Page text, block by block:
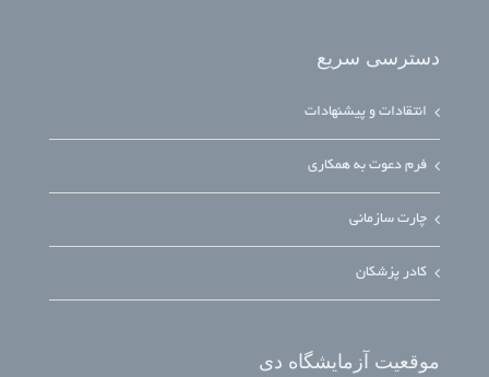
دسترسی سریع
انتقادات و پیشنهادات
فرم دعوت به همکاری
چارت سازمانی
کادر پزشکان
موقعیت آزمایشگاه دی